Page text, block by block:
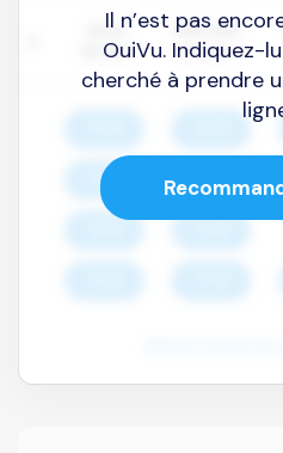
Il n’est pas
OuiVu. Indiquez-
cherché à prendre